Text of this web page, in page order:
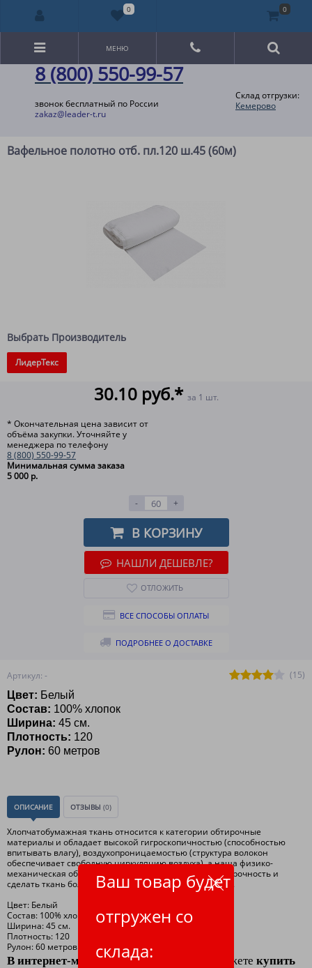
8 (800) 550-99-57
звонок бесплатный по России
zakaz@leader-t.ru
Склад отгрузки:
Кемерово
Ваш товар будет
отгружен со
склада:
МЕНЮ
Вафельное полотно отб. пл.120 ш.45 (60м)
Артикул: -
(15)
Цвет: Белый
Состав: 100% хлопок
Ширина: 45 см.
Плотность: 120
Рулон: 60 метров
Выбрать Производитель
ЛидерТекс
30.10 руб.* за 1 шт.
* Окончательная цена зависит от
объёма закупки. Уточняйте у
менеджера по телефону
8 (800) 550-99-57
Минимальная сумма заказа
5 000 р.
- +
В КОРЗИНУ
НАШЛИ ДЕШЕВЛЕ?
ОТЛОЖИТЬ
ВСЕ СПОСОБЫ ОПЛАТЫ
ПОДРОБНЕЕ О ДОСТАВКЕ
ОПИСАНИЕ ОТЗЫВЫ (0)
Хлопчатобумажная ткань относится к категории обтирочные
материалы и обладает высокой гигроскопичностью (способностью
впитывать влагу), воздухопроницаемостью (структура волокон
обеспечивает свободную циркуляцию воздуха), а наша физико-
механическая обработка ткани, позволяет повысить прочность и
сделать ткань более мягкой и улучшить внешний вид.
Цвет: Белый
Состав: 100% хлопок
Ширина: 45 см.
Плотность: 120
Рулон: 60 метров
В интернет-магазине «ЛидерТекс» вы можете купить
0 0